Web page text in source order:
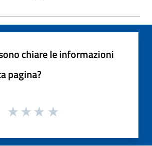
chiare le informazioni
pagina?